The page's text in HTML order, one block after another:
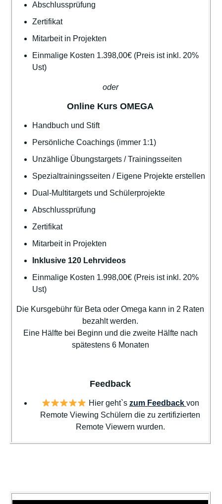
Abschlussprüfung
Zertifikat
Mitarbeit in Projekten
Einmalige Kosten 1.398,00€ (Preis ist inkl. 20%
Ust)
oder
Online Kurs OMEGA
Handbuch und Stift
Persönliche Coachings (immer 1:1)
Unzählige Übungstargets / Trainingsseiten
Spezialtrainingsseiten / Eigene Projekte erstellen
Dual-Multitargets und Schülerprojekte
Abschlussprüfung
Zertifikat
Mitarbeit in Projekten
Inklusive 120 Lehrvideos
Einmalige Kosten 1.998,00€ (Preis ist inkl. 20%
Ust)
Die Kursgebühr für Beta oder Omega kann in 2 Raten
bezahlt werden.
Eine Hälfte bei Beginn und die zweite Hälfte nach
spätestens 6 Monaten
Feedback
Hier geht`s zum Feedback von
Remote Viewing Schülern die zu zertifizierten
Remote Viewern wurden.